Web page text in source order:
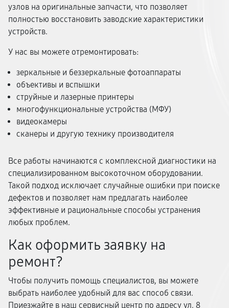
узлов на оригинальные запчасти, что позволяет
полностью восстановить заводские характеристики
устройств.
У нас вы можете отремонтировать:
зеркальные и беззеркальные фотоаппараты
объективы и вспышки
струйные и лазерные принтеры
многофункциональные устройства (МФУ)
видеокамеры
сканеры и другую технику производителя
Все работы начинаются с комплексной диагностики на
специализированном высокоточном оборудовании.
Такой подход исключает случайные ошибки при поиске
дефектов и позволяет нам предлагать наиболее
эффективные и рациональные способы устранения
любых проблем.
Как оформить заявку на
ремонт?
Чтобы получить помощь специалистов, вы можете
выбрать наиболее удобный для вас способ связи.
Приезжайте в наш сервисный центр по адресу ул. 8